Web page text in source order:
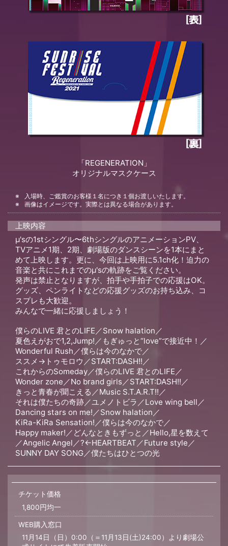
「REGENERATION」
オリジナルマスクケース
入場時、ご鑑賞のお客様１名につき１個お渡しいたします。
画像はイメージです。実際とは異なる場合があります。
上映内容
μ'sの1stシングル〜6thシングルのアニメーションPV、
TVアニメ1期、2期、劇場版のダンスシーンを1本にまと
めて上映します。更に、今回は上映用に5.1ch化！迫力の
音楽と共にこれまでのμ'sの軌跡をご覧ください。
発声は禁止となりますが、拍手や手拍子での応援はOK。
グッズ、ペンライトなどの応援グッズのお持ち込み、コ
スプレも大歓迎。
みんなで一緒に応援しましょう！
僕らのLIVE 君とのLIFE ／Snow halation ／
夏色えがおで1,2,Jump! ／ もぎゅっと“love”で接近中！ ／
Wonderful Rush ／僕らは今のなかで／
ススメ→トゥモロウ ／START:DASH!! ／
これからのSomeday／僕らのLIVE 君とのLIFE／
Wonder zone ／No brand girls ／START:DASH!! ／
きっと青春が聞こえる ／Music S.T.A.R.T!! ／
それは僕たちの奇跡／ユメノトビラ ／Love wing bell ／
Dancing stars on me! ／Snow halation ／
KiRa-KiRa Sensation! ／僕らは今のなかで／
Happy maker! ／ どんなときもずっと ／Hello,星を数えて
／Angelic Angel ／?←HEARTBEAT ／Future style ／
SUNNY DAY SONG／僕たちはひとつの光
チケット価格
1,800円均一
WEB購入窓口
11月14日（日）0:00（＝11月13日(土)24:00）より劇場公